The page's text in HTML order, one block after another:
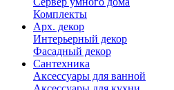
Комплекты
Арх. декор
Интерьерный декор
Фасадный декор
Сантехника
Аксессуары для ванной